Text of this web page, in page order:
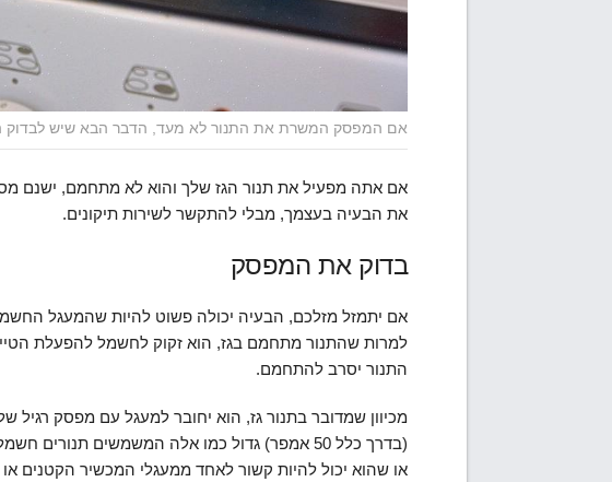
אם המפסק המשרת את התנור לא מעד, הדבר הבא שיש לבדוק
אם אתה מפעיל את תנור הגז שלך והוא לא מתחמם, ישנם
את הבעיה בעצמך, מבלי להתקשר לשירות תיקונים.
בדוק את המפסק
אם יתמזל מזלכם, הבעיה יכולה פשוט להיות שהמעגל
למרות שהתנור מתחמם בגז, הוא זקוק לחשמל להפעלת
התנור יסרב להתחמם.
(בדרך כלל 50 אמפר) גדול כמו אלה המשמשים
או שהוא יכול להיות קשור לאחד ממעגלי המכשיר